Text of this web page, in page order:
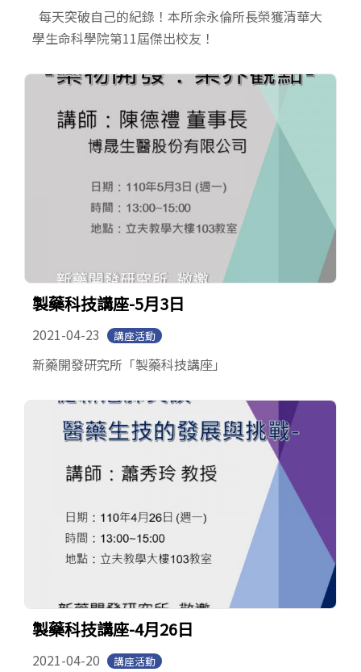
每天突破自己的紀錄！本所余永倫所長榮獲清華大
學生命科學院第11屆傑出校友！
製藥科技講座-5月3日
2021-04-23 講座活動
新藥開發研究所「製藥科技講座」
製藥科技講座-4月26日
2021-04-20 講座活動